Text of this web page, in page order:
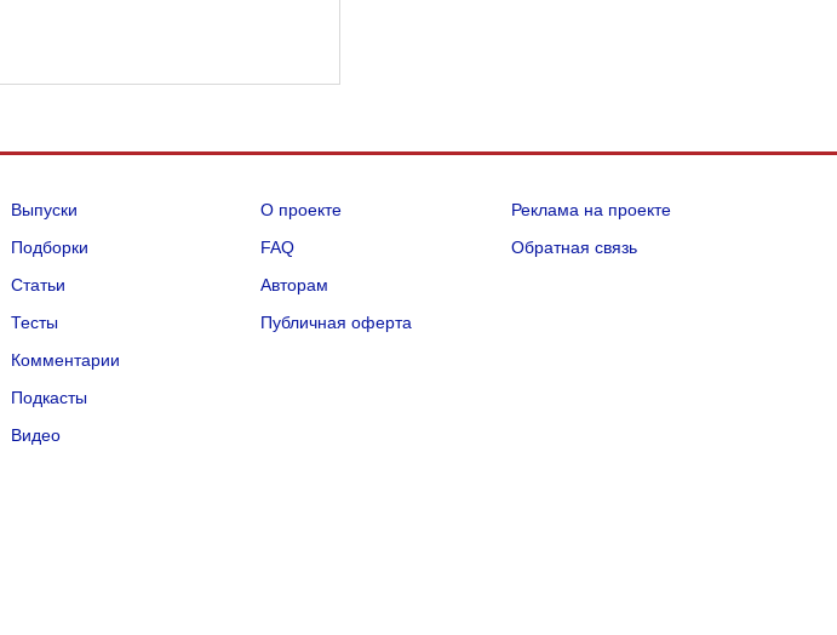
Выпуски
Подборки
Статьи
Тесты
Комментарии
Подкасты
Видео
О проекте
FAQ
Авторам
Публичная оферта
Реклама на проекте
Обратная связь